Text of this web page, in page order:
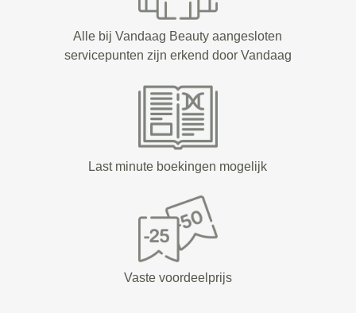
Alle bij Vandaag Beauty aangesloten
servicepunten zijn erkend door Vandaag
Last minute boekingen mogelijk
Vaste voordeelprijs